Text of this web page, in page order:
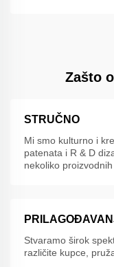
Zašto
STRUČNO
Mi smo kulturno i
patenata i R & D
nekoliko proizvodnih
Stvaramo širok
različite kupce,